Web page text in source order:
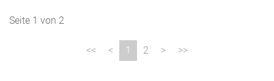
Seite 1 von 2
1 2